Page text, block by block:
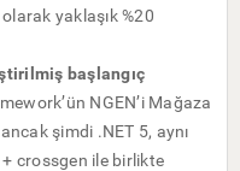
yaklaşık %20
başlangıç
NGEN’i Mağaza
şimdi .NET 5, aynı
crossgen ile birlikte